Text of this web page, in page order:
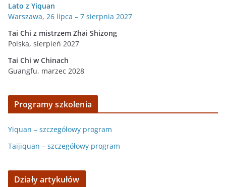
Lato z Yiquan
Warszawa, 26 lipca – 7 sierpnia 2027
Tai Chi z mistrzem Zhai Shizong
Polska, sierpień 2027
Tai Chi wChinach
Guangfu, marzec 2028
Programy szkolenia
Yiquan – szczegółowy program
Taijiquan – szczegółowy program
Działy artykułów